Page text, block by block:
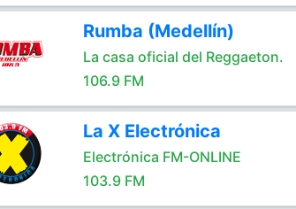
Rumba (Medellín)
La casa oficial del Reggaeton.
106.9 FM
La X Electrónica
Electrónica FM-ONLINE
103.9 FM